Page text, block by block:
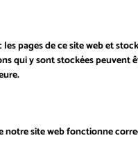
pages de ce site web et
qui y sont stockées peuvent
site web fonctionne